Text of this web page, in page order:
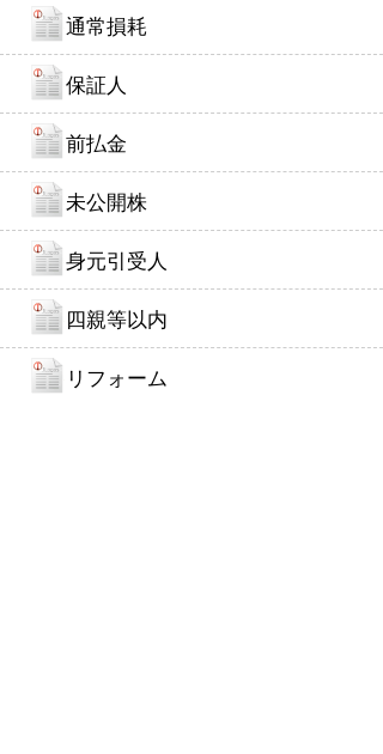
通常損耗
保証人
前払金
未公開株
身元引受人
四親等以内
リフォーム